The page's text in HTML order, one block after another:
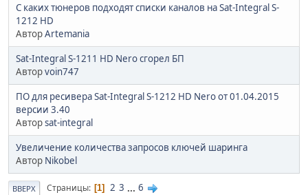
С каких тюнеров подходят списки каналов на Sat-Integral S-
1212 HD
АвторArtemania
Sat-Integral S-1211 HD Nero сгорел БП
Авторvoin747
ПО для ресивера Sat-Integral S-1212 HD Nero от 01.04.2015
версии 3.40
Авторsat-integral
Увеличение количества запросов ключей шаринга
Автор Nikobel
ВВЕРХ Страницы 1 2 3 ... 6